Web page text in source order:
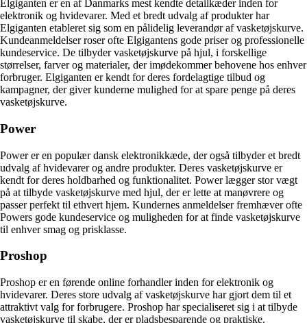
Elgiganten er en af Danmarks mest kendte detailkæder inden for
elektronik og hvidevarer. Med et bredt udvalg af produkter har
Elgiganten etableret sig som en pålidelig leverandør af vasketøjskurve.
Kundeanmeldelser roser ofte Elgigantens gode priser og professionelle
kundeservice. De tilbyder vasketøjskurve på hjul, i forskellige
størrelser, farver og materialer, der imødekommer behovene hos enhver
forbruger. Elgiganten er kendt for deres fordelagtige tilbud og
kampagner, der giver kunderne mulighed for at spare penge på deres
vasketøjskurve.
Power
Power er en populær dansk elektronikkæde, der også tilbyder et bredt
udvalg af hvidevarer og andre produkter. Deres vasketøjskurve er
kendt for deres holdbarhed og funktionalitet. Power lægger stor vægt
på at tilbyde vasketøjskurve med hjul, der er lette at manøvrere og
passer perfekt til ethvert hjem. Kundernes anmeldelser fremhæver ofte
Powers gode kundeservice og muligheden for at finde vasketøjskurve
til enhver smag og prisklasse.
Proshop
Proshop er en førende online forhandler inden for elektronik og
hvidevarer. Deres store udvalg af vasketøjskurve har gjort dem til et
attraktivt valg for forbrugere. Proshop har specialiseret sig i at tilbyde
vasketøjskurve til skabe, der er pladsbesparende og praktiske.